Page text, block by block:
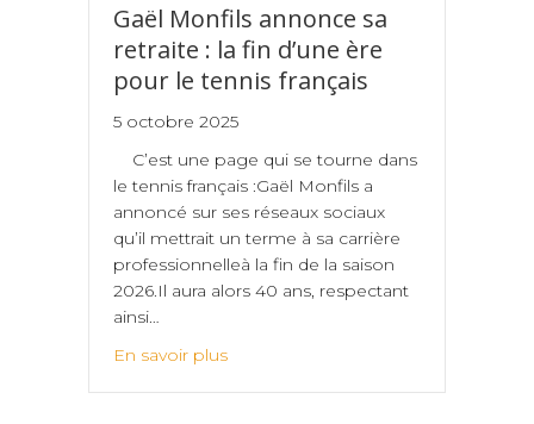
Gaël Monfils annonce sa
retraite : la fin d’une ère
pour le tennis français
5 octobre 2025
C’est une page qui se tourne dans
le tennis français :Gaël Monfils a
annoncé sur ses réseaux sociaux
qu’il mettrait un terme à sa carrière
professionnelleà la fin de la saison
2026.Il aura alors 40 ans, respectant
ainsi…
En savoir plus